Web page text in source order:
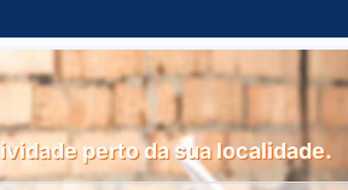
perto da sua localidade.